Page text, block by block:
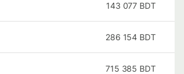
143 077 BDT
286 154 BDT
715 385 BDT